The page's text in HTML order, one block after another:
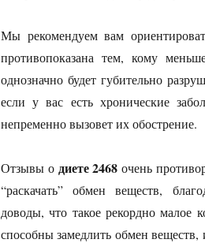
Мы рекомендуем вам
противопоказана тем, кому
однозначно будет губительно
если у вас есть хронические
непременно вызовет их обострение.
Отзывы о диете 2468 очень
“раскачать” обмен веществ,
доводы, что такое рекордно малое
способны замедлить обмен веществ,